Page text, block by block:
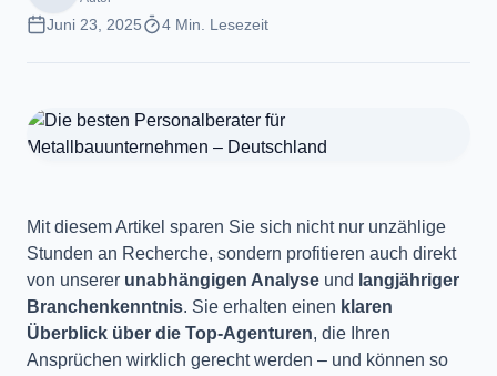
Juni 23, 2025 4 Min. Lesezeit
Mit diesem Artikel sparen Sie sich nicht nur unzählige
Stunden an Recherche, sondern profitieren auch direkt
von unserer unabhängigen Analyse und langjähriger
Branchenkenntnis. Sie erhalten einen klaren
Überblick über die Top-Agenturen, die Ihren
Ansprüchen wirklich gerecht werden – und können so